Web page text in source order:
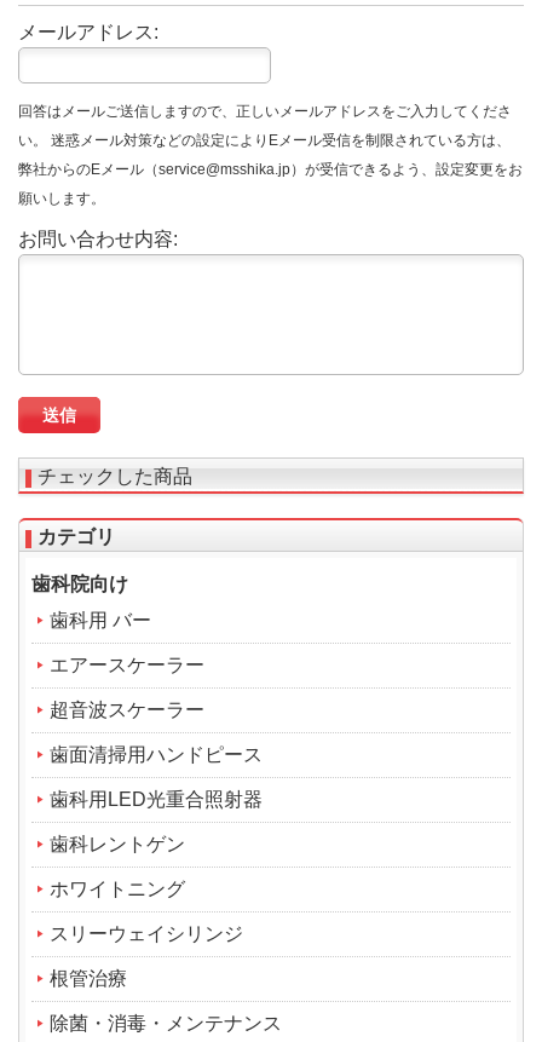
メールアドレス:
回答はメールご送信しますので、正しいメールアドレスをご入力してくださ
い。 迷惑メール対策などの設定によりEメール受信を制限されている方は、
弊社からのEメール（service@msshika.jp）が受信できるよう、設定変更をお
願いします。
お問い合わせ内容:
チェックした商品
カテゴリ
歯科院向け
歯科用 バー
エアースケーラー
超音波スケーラー
歯面清掃用ハンドピース
歯科用LED光重合照射器
歯科レントゲン
ホワイトニング
スリーウェイシリンジ
根管治療
除菌・消毒・メンテナンス